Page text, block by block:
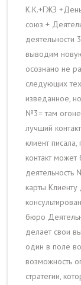
К.К.+ГЖЗ
союз +
выводим
осознано не
следующих
изведанное,
№3= там
лучший
клиент
контакт
карты
бюро
делает свои
один в поле
возможность
стратегии,